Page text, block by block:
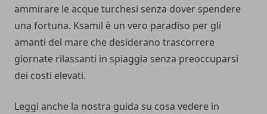
ammirare le acque turchesi senza dover spendere
una fortuna. Ksamil è un vero paradiso per gli
amanti del mare che desiderano trascorrere
giornate rilassanti in spiaggia senza preoccuparsi
dei costi elevati.
Leggi anche la nostra guida su cosa vedere in